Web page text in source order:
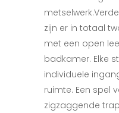
metselwerk.
zijn er in totaal
met een open
badkamer. Elke
individuele
ruimte. Een spel
zigzaggende